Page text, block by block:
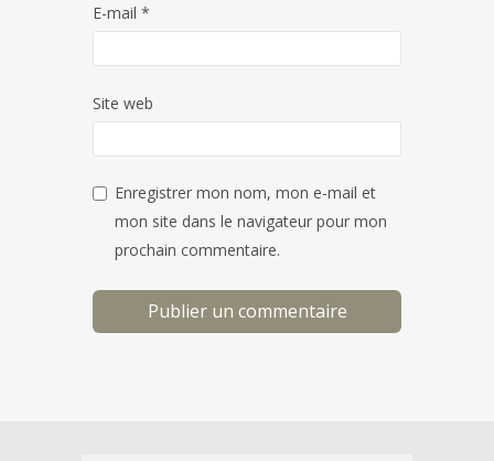
E-mail *
Site web
Enregistrer mon nom, mon e-mail et
mon site dans le navigateur pour mon
prochain commentaire.